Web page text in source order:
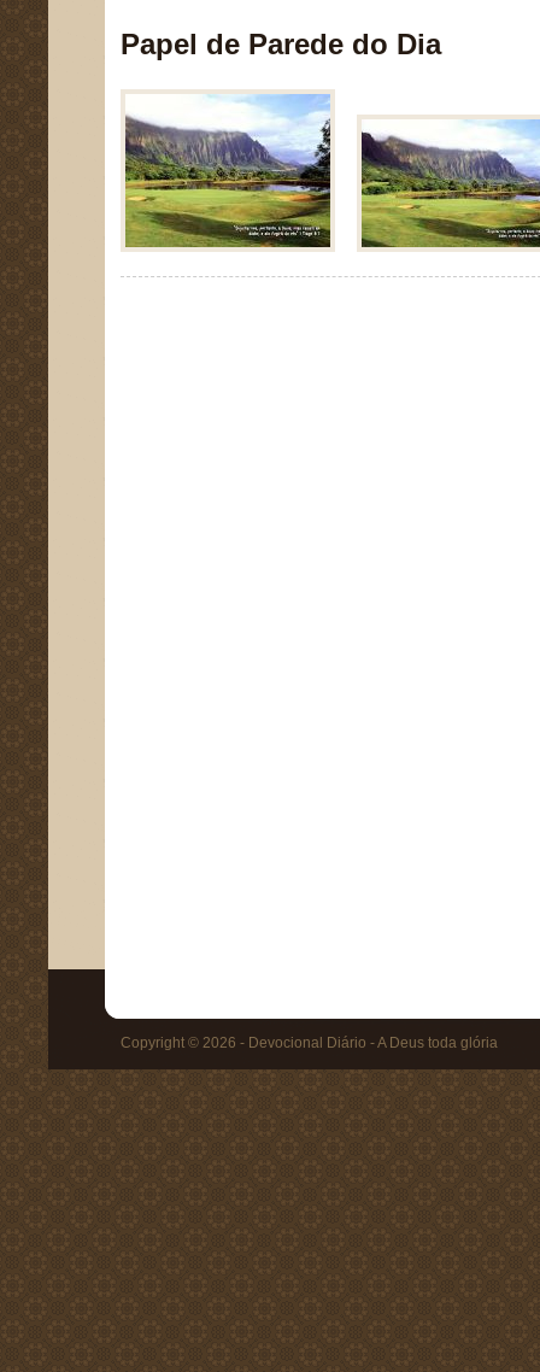
Papel de Parede do Dia
Copyright © 2026 - Devocional Diário - A Deus toda glória